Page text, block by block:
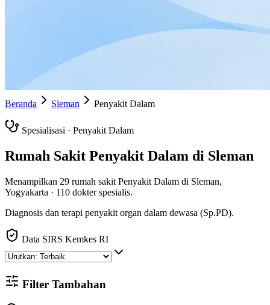
Beranda Sleman Penyakit Dalam
Spesialisasi · Penyakit Dalam
Rumah Sakit Penyakit Dalam di Sleman
Menampilkan 29 rumah sakit Penyakit Dalam di Sleman,
Yogyakarta · 110 dokter spesialis.
Diagnosis dan terapi penyakit organ dalam dewasa (Sp.PD).
Data SIRS Kemkes RI
Filter Tambahan